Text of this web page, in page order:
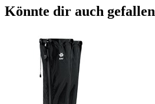
Könnte dir auch gefallen